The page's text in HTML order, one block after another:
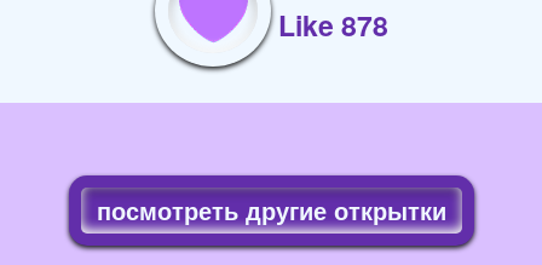
Like 878
посмотреть другие открытки